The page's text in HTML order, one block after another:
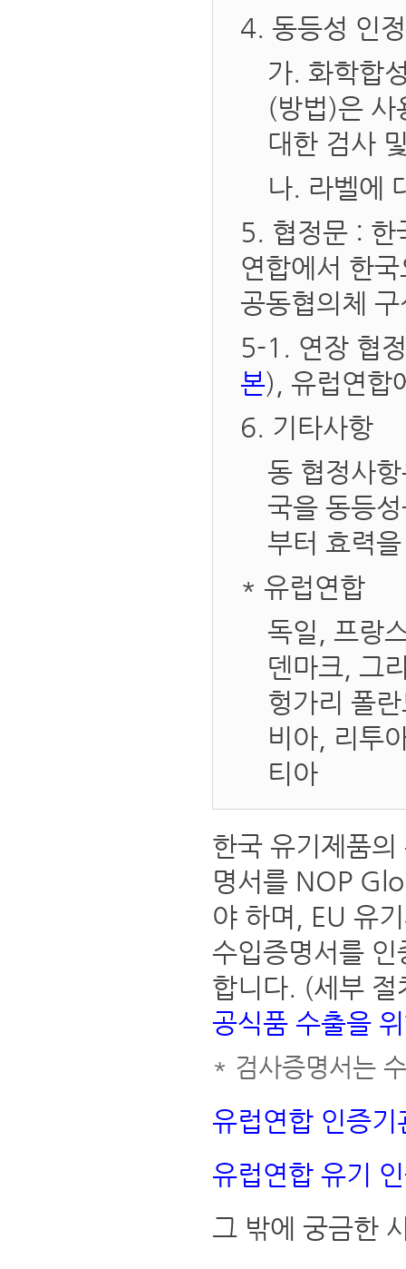
4. 동등성 인
가. 화학합
(방법)은 사
대한 검사
나. 라벨에
5. 협정문 : 한
연합에서 한
공동협의체
5-1. 연장 협
본), 유럽연합
6. 기타사항
동 협정사
국을 동등
부터 효력
* 유럽연합
독일, 프랑
덴마크, 그
헝가리 폴
비아, 리투
티아
한국 유기제품
명서를 NOP
야 하며, EU 유
수입증명서를
합니다. (세부
공식품 수출을
* 검사증명서는
유럽연합 인증
유럽연합 유기
그 밖에 궁금한